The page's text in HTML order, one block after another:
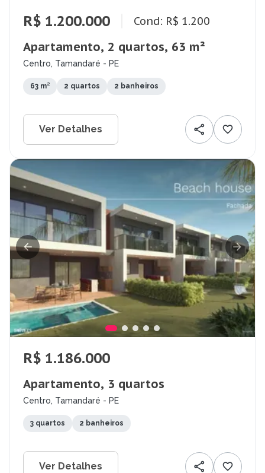
R$ 1.200.000 Cond: R$ 1.200
Apartamento, 2 quartos, 63 m²
Centro, Tamandaré - PE
63 m² 2 quartos 2 banheiros
Ver Detalhes
R$ 1.186.000
Apartamento, 3 quartos
Centro, Tamandaré - PE
3 quartos 2 banheiros
Ver Detalhes